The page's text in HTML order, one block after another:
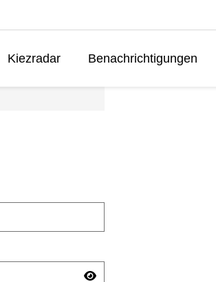
Kiezradar Benachrichtigungen